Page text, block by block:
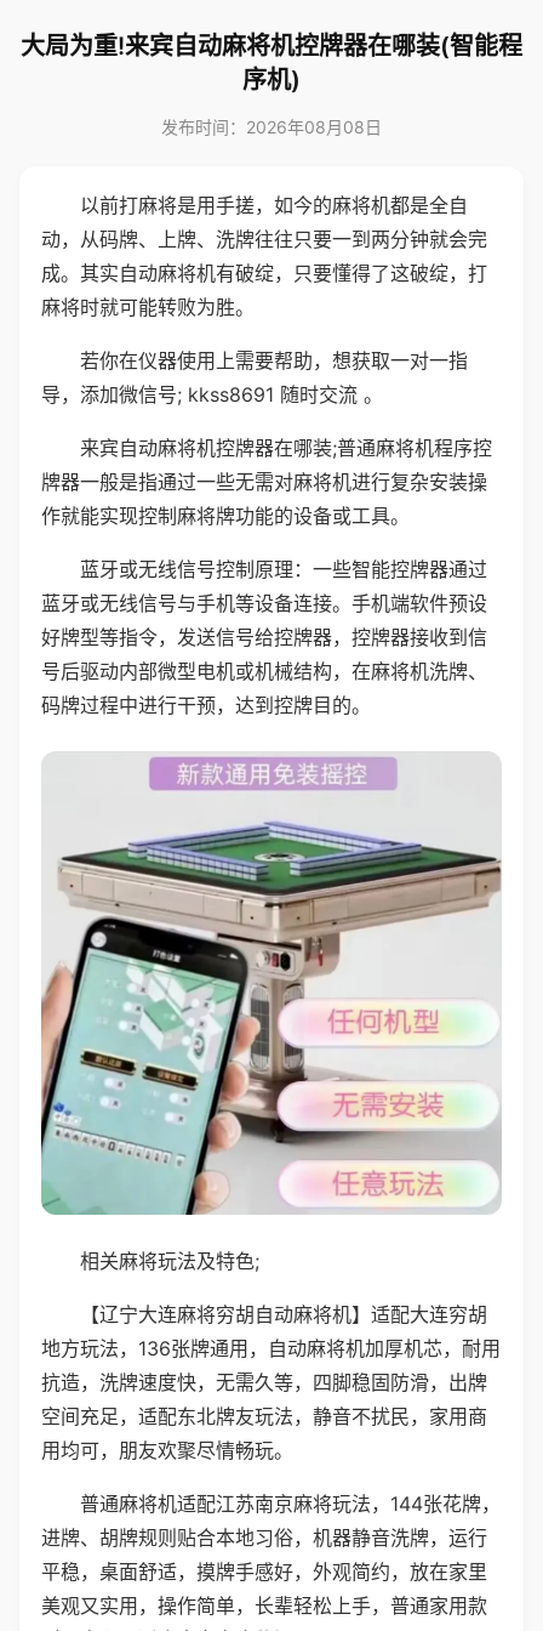
大局为重!来宾自动麻将机控牌器在哪装(智能程
序机)
发布时间：2026年08月08日
以前打麻将是用手搓，如今的麻将机都是全自
动，从码牌、上牌、洗牌往往只要一到两分钟就会完
成。其实自动麻将机有破绽，只要懂得了这破绽，打
麻将时就可能转败为胜。
若你在仪器使用上需要帮助，想获取一对一指
导，添加微信号; kkss8691 随时交流 。
来宾自动麻将机控牌器在哪装;普通麻将机程序控
牌器一般是指通过一些无需对麻将机进行复杂安装操
作就能实现控制麻将牌功能的设备或工具。
蓝牙或无线信号控制原理：一些智能控牌器通过
蓝牙或无线信号与手机等设备连接。手机端软件预设
好牌型等指令，发送信号给控牌器，控牌器接收到信
号后驱动内部微型电机或机械结构，在麻将机洗牌、
码牌过程中进行干预，达到控牌目的。
相关麻将玩法及特色;
【辽宁大连麻将穷胡自动麻将机】适配大连穷胡
地方玩法，136张牌通用，自动麻将机加厚机芯，耐用
抗造，洗牌速度快，无需久等，四脚稳固防滑，出牌
空间充足，适配东北牌友玩法，静音不扰民，家用商
用均可，朋友欢聚尽情畅玩。
普通麻将机适配江苏南京麻将玩法，144张花牌，
进牌、胡牌规则贴合本地习俗，机器静音洗牌，运行
平稳，桌面舒适，摸牌手感好，外观简约，放在家里
美观又实用，操作简单，长辈轻松上手，普通家用款